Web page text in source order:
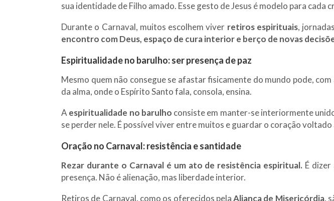
sua identidade de Filho amado. Esse gesto de Jesus é modelo para cada
Durante o Carnaval, muitos escolhem viver retiros espirituais,
encontro com Deus, espaço de cura interior e berço de novas
Espiritualidade no barulho: ser presença de paz
Mesmo quem não consegue se afastar fisicamente do mundo pode,
da alma, onde o Espírito Santo fala, consola, ensina.
A espiritualidade no barulho consiste em manter-se interiormente
se perder nele. É possível viver entre muitos e guardar o coração voltado
Oração no Carnaval: resistência e santidade
Rezar durante o Carnaval é um ato de resistência espiritual. É dizer
presença. Não é alienação, mas liberdade interior.
Retiros de Carnaval, como os oferecidos pelaAliança de Misericórdia,